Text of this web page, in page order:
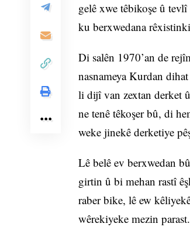
gelê xwe têbikoşe û
ku berxwedana
Di salên 1970’an de
nasnameya Kurdan
li dijî van zextan derket
ne tenê têkoşer bû, di
weke jinekê derketiye
Lê belê ev berxwedan
girtin û bi mehan rastî
raber bike, lê ew
wêrekiyeke mezin